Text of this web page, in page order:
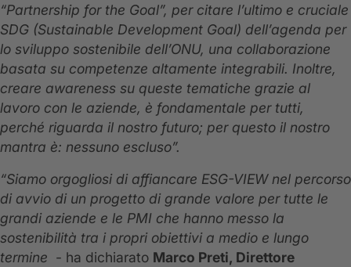
“Partnership for the Goal”, per citare l’ultimo e cruciale
SDG (Sustainable Development Goal) dell’agenda per
lo sviluppo sostenibile dell’ONU, una collaborazione
basata su competenze altamente integrabili. Inoltre,
creare awareness su queste tematiche grazie al
lavoro con le aziende, è fondamentale per tutti,
perché riguarda il nostro futuro; per questo il nostro
mantra è: nessuno escluso”.
“Siamo orgogliosi di affiancare ESG-VIEW nel percorso
di avvio di un progetto di grande valore per tutte le
grandi aziende e le PMI che hanno messo la
sostenibilità tra i propri obiettivi a medio e lungo
termine - ha dichiarato Marco Preti, Direttore